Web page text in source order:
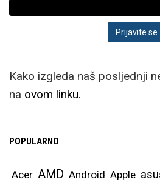
Kako izgleda naš posljednji
na ovom linku.
POPULARNO
Acer AMD Android Apple